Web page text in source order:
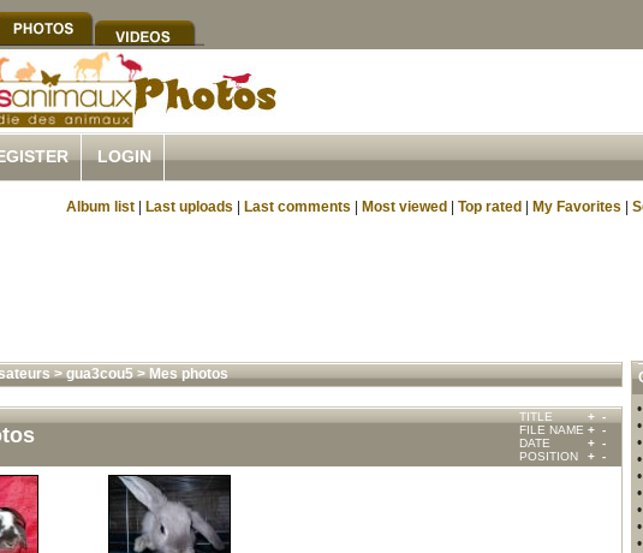
LOGIN
Album list Last uploads Last comments Most viewed Top rated My Favorites
>gua3cou5>Mes photos
TITLE + -
FILE NAME + -
DATE
+ -
POSITION
+ -
•
•
•
•